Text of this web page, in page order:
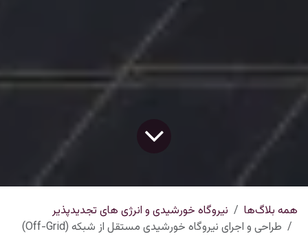
همه بلاگ‌ها
نیروگاه خورشیدی و انرژی های تجدیدپذیر
طراحی و اجرای نیروگاه خورشیدی مستقل از شبکه (Off-Grid)